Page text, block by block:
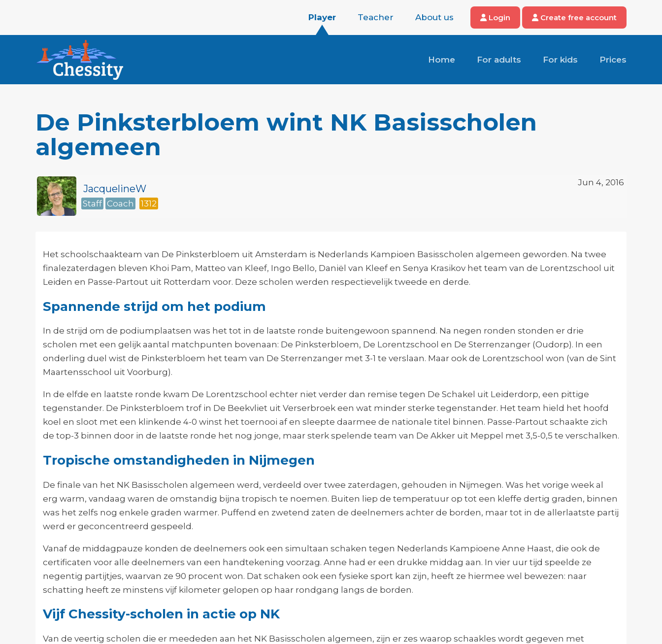
Player Teacher About us Login Create free account
Home For adults For kids Prices
De Pinksterbloem wint NK Basisscholen
algemeen
Jun 4, 2016
JacquelineW
Staff Coach 1312
Het schoolschaakteam van De Pinksterbloem uit Amsterdam is Nederlands Kampioen Basisscholen algemeen geworden. Na twee
finalezaterdagen bleven Khoi Pam, Matteo van Kleef, Ingo Bello, Daniël van Kleef en Senya Krasikov het team van de Lorentzschool uit
Leiden en Passe-Partout uit Rotterdam voor. Deze scholen werden respectievelijk tweede en derde.
Spannende strijd om het podium
In de strijd om de podiumplaatsen was het tot in de laatste ronde buitengewoon spannend. Na negen ronden stonden er drie
scholen met een gelijk aantal matchpunten bovenaan: De Pinksterbloem, De Lorentzschool en De Sterrenzanger (Oudorp). In een
onderling duel wist de Pinksterbloem het team van De Sterrenzanger met 3-1 te verslaan. Maar ook de Lorentzschool won (van de Sint
Maartensschool uit Voorburg).
In de elfde en laatste ronde kwam De Lorentzschool echter niet verder dan remise tegen De Schakel uit Leiderdorp, een pittige
tegenstander. De Pinksterbloem trof in De Beekvliet uit Verserbroek een wat minder sterke tegenstander. Het team hield het hoofd
koel en sloot met een klinkende 4-0 winst het toernooi af en sleepte daarmee de nationale titel binnen. Passe-Partout schaakte zich
de top-3 binnen door in de laatste ronde het nog jonge, maar sterk spelende team van De Akker uit Meppel met 3,5-0,5 te verschalken.
Tropische omstandigheden in Nijmegen
De finale van het NK Basisscholen algemeen werd, verdeeld over twee zaterdagen, gehouden in Nijmegen. Was het vorige week al
erg warm, vandaag waren de omstandig bijna tropisch te noemen. Buiten liep de temperatuur op tot een kleffe dertig graden, binnen
was het zelfs nog enkele graden warmer. Puffend en zwetend zaten de deelnemers achter de borden, maar tot in de allerlaatste partij
werd er geconcentreerd gespeeld.
Vanaf de middagpauze konden de deelnemers ook een simultaan schaken tegen Nederlands Kampioene Anne Haast, die ook de
certificaten voor alle deelnemers van een handtekening voorzag. Anne had er een drukke middag aan. In vier uur tijd speelde ze
negentig partijtjes, waarvan ze 90 procent won. Dat schaken ook een fysieke sport kan zijn, heeft ze hiermee wel bewezen: naar
schatting heeft ze minstens vijf kilometer gelopen op haar rondgang langs de borden.
Vijf Chessity-scholen in actie op NK
Van de veertig scholen die er meededen aan het NK Basisscholen algemeen, zijn er zes waarop schaakles wordt gegeven met